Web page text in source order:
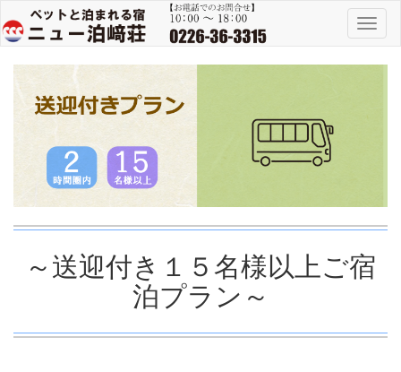
～送迎付き１５名様以上ご宿
泊プラン～